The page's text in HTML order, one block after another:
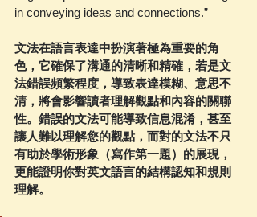
in conveying ideas and connections.”
文法在語言表達中扮演著極為重要的角
色，它確保了溝通的清晰和精確，若是文
法錯誤頻繁程度，導致表達模糊、意思不
清，將會影響讀者理解觀點和內容的關聯
性。錯誤的文法可能導致信息混淆，甚至
讓人難以理解您的觀點，而對的文法不只
有助於學術形象（寫作第一題）的展現，
更能證明你對英文語言的結構認知和規則
理解。